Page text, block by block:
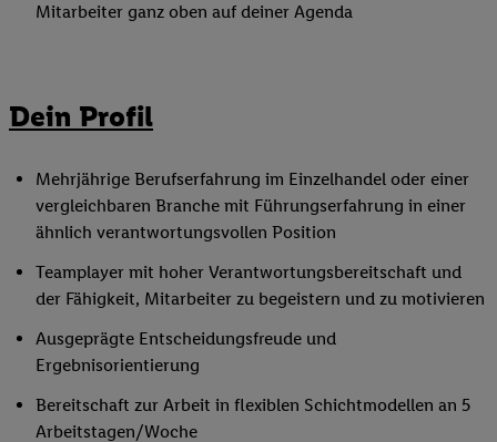
Mitarbeiter ganz oben auf deiner Agenda
Dein Profil
Mehrjährige Berufserfahrung im Einzelhandel oder einer
vergleichbaren Branche mit Führungserfahrung in einer
ähnlich verantwortungsvollen Position
Teamplayer mit hoher Verantwortungsbereitschaft und
der Fähigkeit, Mitarbeiter zu begeistern und zu motivieren
Ausgeprägte Entscheidungsfreude und
Ergebnisorientierung
Bereitschaft zur Arbeit in flexiblen Schichtmodellen an 5
Arbeitstagen/Woche